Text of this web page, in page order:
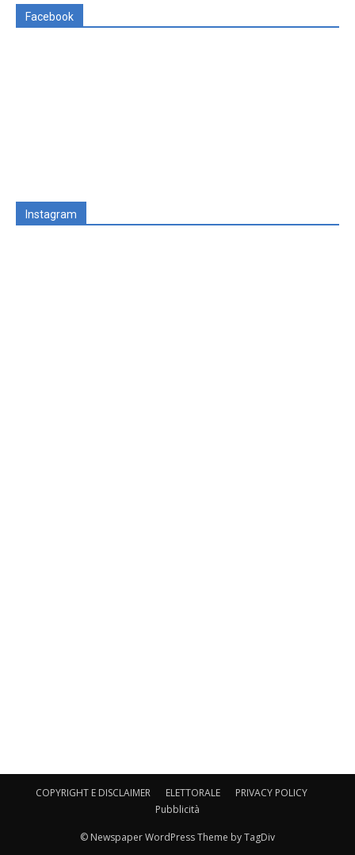
Facebook
Instagram
COPYRIGHT E DISCLAIMER ELETTORALE
PRIVACY POLICY
Pubblicità
© Newspaper WordPress Theme by TagDiv